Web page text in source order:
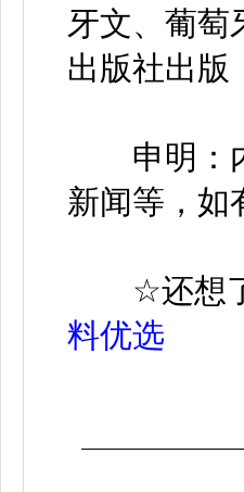
牙文、葡萄
出版社出版
申明：内
新闻等，如
☆还想
料优选